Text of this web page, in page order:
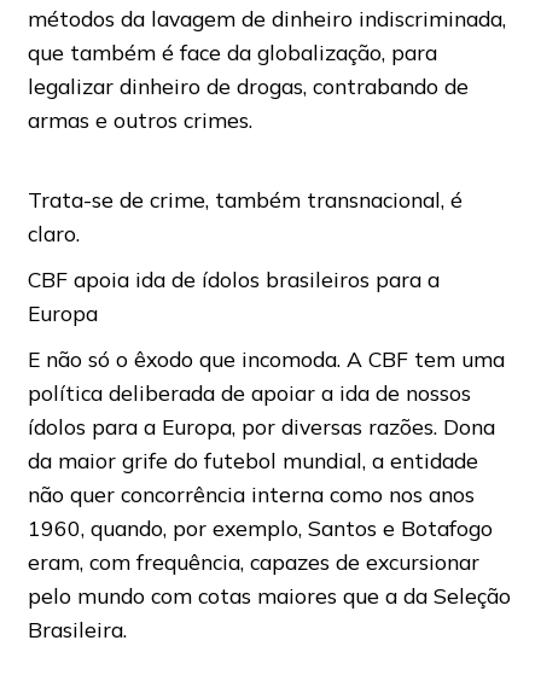
métodos da lavagem de dinheiro indiscriminada,
que também é face da globalização, para
legalizar dinheiro de drogas, contrabando de
armas e outros crimes.
Trata-se de crime, também transnacional, é
claro.
CBF apoia ida de ídolos brasileiros para a
Europa
E não só o êxodo que incomoda. A CBF tem uma
política deliberada de apoiar a ida de nossos
ídolos para a Europa, por diversas razões. Dona
da maior grife do futebol mundial, a entidade
não quer concorrência interna como nos anos
1960, quando, por exemplo, Santos e Botafogo
eram, com frequência, capazes de excursionar
pelo mundo com cotas maiores que a da Seleção
Brasileira.